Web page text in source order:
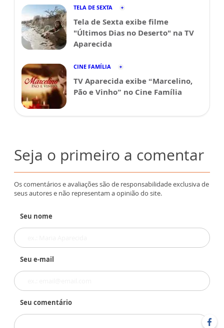
TELA DE SEXTA
Tela de Sexta exibe filme
"Últimos Dias no Deserto" na TV
Aparecida
CINE FAMÍLIA
TV Aparecida exibe “Marcelino,
Pão e Vinho” no Cine Família
Seja o primeiro a comentar
Os comentários e avaliações são de responsabilidade exclusiva de
seus autores e não representam a opinião do site.
Seu nome
Seu e-mail
Seu comentário